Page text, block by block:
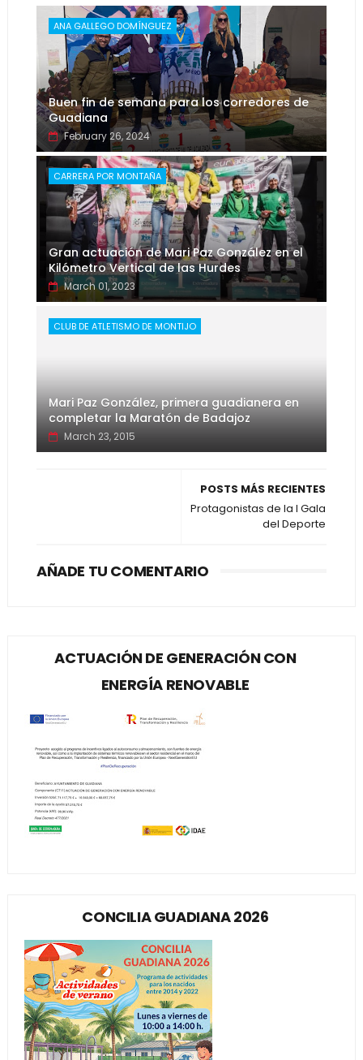
ANA GALLEGO DOMÍNGUEZ
Buen fin de semana para los corredores de
Guadiana
February 26, 2024
CARRERA POR MONTAÑA
Gran actuación de Mari Paz González en el
Kilómetro Vertical de las Hurdes
March 01, 2023
CLUB DE ATLETISMO DE MONTIJO
Mari Paz González, primera guadianera en
completar la Maratón de Badajoz
March 23, 2015
POSTS MÁS RECIENTES
Protagonistas de la I Gala
del Deporte
AÑADE TU COMENTARIO
ACTUACIÓN DE GENERACIÓN CON
ENERGÍA RENOVABLE
CONCILIA GUADIANA 2026